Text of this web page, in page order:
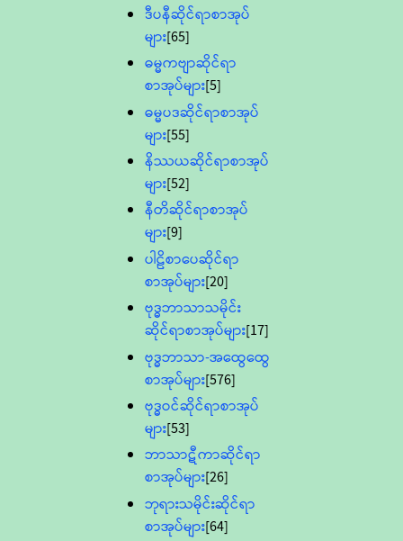
ဒီပနီဆိုင်ရာစာအုပ်
များ[65]
ဓမ္မကဗျာဆိုင်ရာ
စာအုပ်များ[5]
ဓမ္မပဒဆိုင်ရာစာအုပ်
များ[55]
နိဿယဆိုင်ရာစာအုပ်
များ[52]
နီတိဆိုင်ရာစာအုပ်
များ[9]
ပါဠိစာပေဆိုင်ရာ
စာအုပ်များ[20]
ဗုဒ္ဓဘာသာသမိုင်း
ဆိုင်ရာစာအုပ်များ[17]
ဗုဒ္ဓဘာသာ-အထွေထွေ
စာအုပ်များ[576]
ဗုဒ္ဓဝင်ဆိုင်ရာစာအုပ်
များ[53]
ဘာသာဋီကာဆိုင်ရာ
စာအုပ်များ[26]
ဘုရားသမိုင်းဆိုင်ရာ
စာအုပ်များ[64]